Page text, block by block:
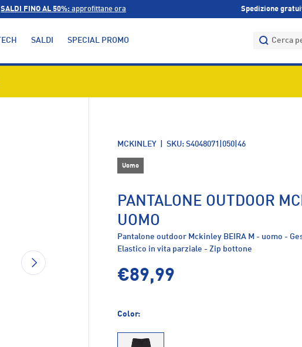
SALDI FINO AL 50%: approfittane ora Spedizione
Cerca
Cerca
TECH SALDI SPECIAL PROMO
AVANTI
MCKINLEY |SKU: S4048071|050|46
Uomo
PANTALONE OUTDOOR
UOMO
Pantalone outdoor Mckinley BEIRA M - uomo -
Elastico in vita parziale - Zip bottone
€89,99
Color: